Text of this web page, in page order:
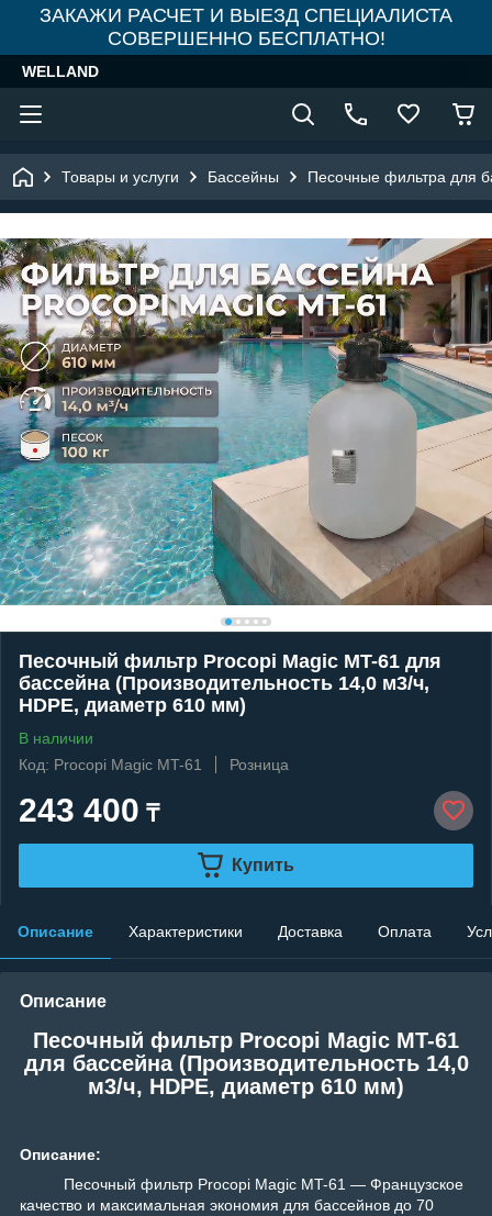
ЗАКАЖИ РАСЧЕТ И ВЫЕЗД СПЕЦИАЛИСТА
СОВЕРШЕННО БЕСПЛАТНО!
WELLAND
Товары и услуги Бассейны Песочные фильтра для
Песочный фильтр Procopi Magic MT-61 для
бассейна (Производительность 14,0 м3/ч,
HDPE, диаметр 610 мм)
В наличии
Код: Procopi Magic MT-61
Розница
243 400 ₸
Купить
Описание Характеристики Доставка Оплата
Описание
Песочный фильтр Procopi Magic MT-61
для бассейна (Производительность 14,0
м3/ч, HDPE, диаметр 610 мм)
Описание:
Песочный фильтр Procopi Magic MT-61 — Французское
качество и максимальная экономия для бассейнов до 70